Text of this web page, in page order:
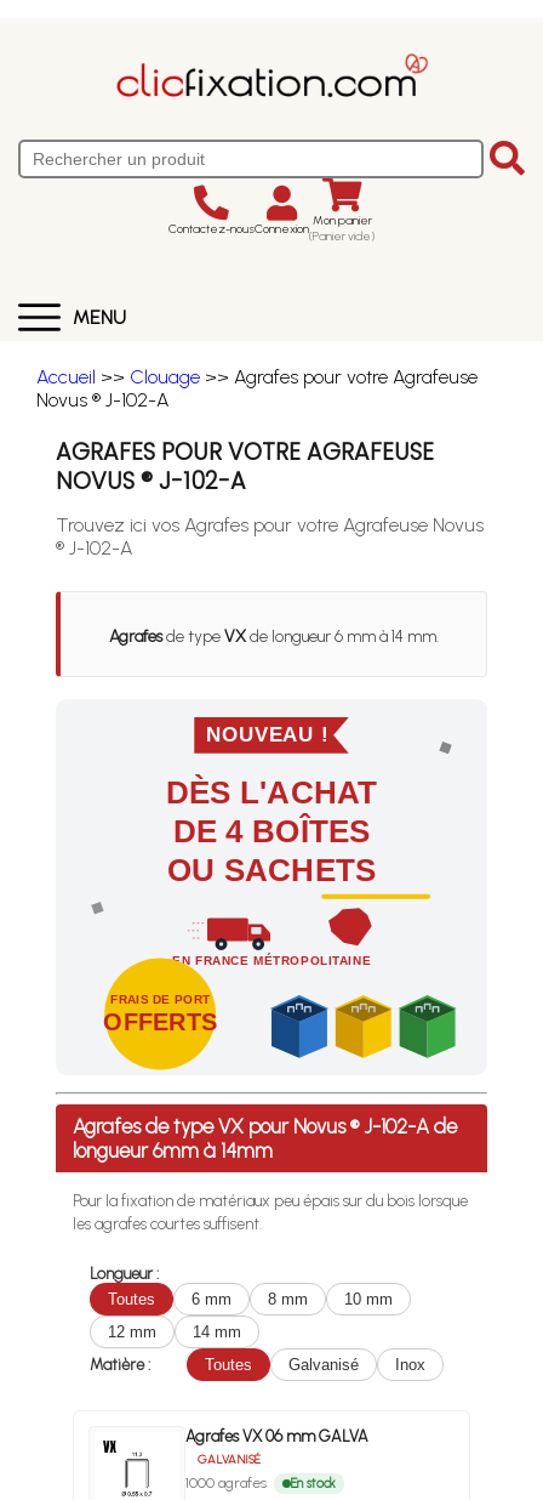
Contactez-nousConnexion Mon panier
(Panier vide)
MENU
Accueil >> Clouage >> Agrafes pour votre Agrafeuse
Novus ® J-102-A
AGRAFES POUR VOTRE AGRAFEUSE
NOVUS ® J-102-A
Trouvez ici vos Agrafes pour votre Agrafeuse Novus
® J-102-A
Agrafesde typeVXde longueur 6 mm à 14 mm.
NOUVEAU !
DÈS L'ACHAT
DE 4 BOÎTES
OU SACHETS
EN FRANCE MÉTROPOLITAINE
FRAIS DE PORT
OFFERTS
Profitez des Frais de port offerts en France
Agrafes de type VX pour Novus ® J-102-A de
longueur 6mm à 14mm
Pour la fixation de matériaux peu épais sur du bois lorsque
les agrafes courtes suffisent.
Longueur :
Toutes
6 mm 8 mm
10 mm
12 mm
14 mm
Matière :
Toutes Galvanisé Inox
Agrafes VX 06 mm GALVA
GALVANISÉ
1000 agrafes En stock